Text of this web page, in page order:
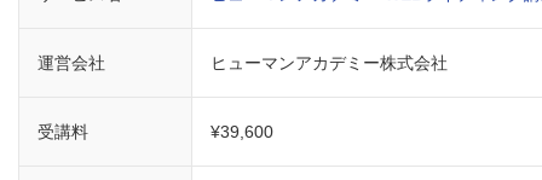
運営会社 ヒューマンアカデミー株式会社
受講料 ¥39,600